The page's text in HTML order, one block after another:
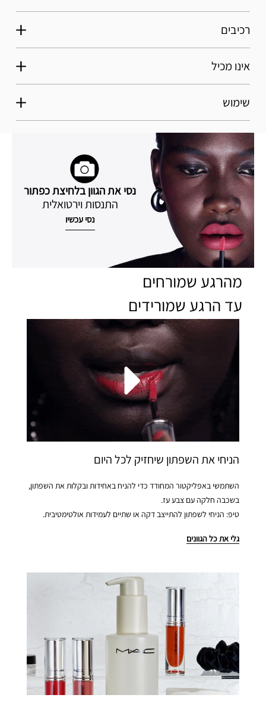
רכיבים
אינו מכיל
שימוש
נסי את הגוון בלחיצת כפתור
התנסות וירטואלית
נסי עכשיו
מהרגע שמורחים
עד הרגע שמורידים
הניחי את השפתון שיחזיק לכל היום
השתמשי באפליקטור המחודד כדי להניח באחידות ובקלות את השפתון,
בשכבה חלקה עם צבע עז.
טיפ: הניחי לשפתון להתייצב דקה או שתיים לעמידות אולטימטיבית.
גלי את כל הגוונים